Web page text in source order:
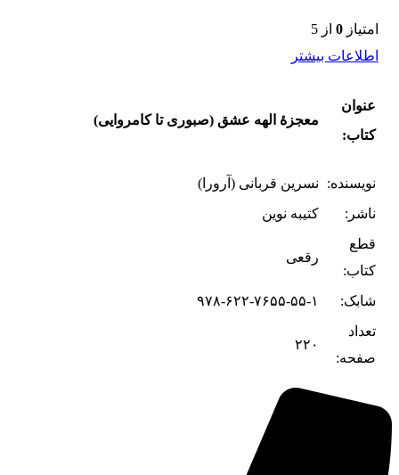
امتیاز 0 از 5
اطلاعات بیشتر
عنوان
کتاب:
معجزۀ الهه عشق (صبوری تا کامروایی)
نویسنده:
نسرین قربانی (آرورا)
ناشر:
کتیبه نوین
قطع
کتاب:
رقعی
شابک:
۹۷۸-۶۲۲-۷۶۵۵-۵۵-۱
تعداد
صفحه:
۲۲۰